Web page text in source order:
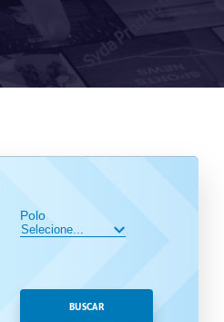
Polo
BUSCAR